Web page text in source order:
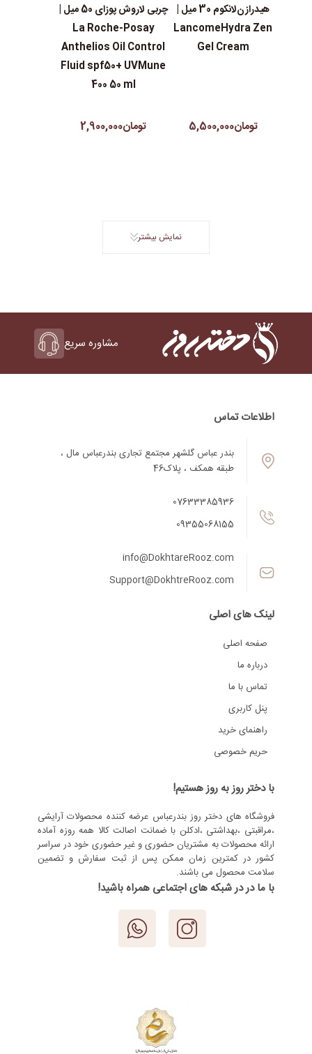
هیدرازن‌لانکوم 30 میل |
LancomeHydra Zen
Gel Cream
تومان5,500,000
چربی لاروش پوزای 50 میل |
La Roche-Posay
Anthelios Oil Control
Fluid spf50+ UVMune
400 50 ml
تومان2,900,000
نمایش بیشتر
مشاوره سریع
اطلاعات تماس
بندر عباس گلشهر مجتمع تجاری بندرعباس مال ،
طبقه همکف ، پلاک46
07633385936
09355068155
info@DokhtareRooz.com
Support@DokhtreRooz.com
لینک های اصلی
صفحه اصلی
درباره ما
تماس با ما
پنل کاربری
راهنمای خرید
حریم خصوصی
با دختر روز به روز هستیم!
فروشگاه های دختر روز بندرعباس عرضه کننده محصولات آرایشی
،مراقبتی ،بهداشتی ،ادکلن با ضمانت اصالت کالا همه روزه آماده
ارائه محصولات به مشتریان حضوری و غیر حضوری خود در سراسر
کشور در کمترین زمان ممکن پس از ثبت سفارش و تضمین
سلامت محصول می باشند.
با ما در در شبکه های اجتماعی همراه باشید!